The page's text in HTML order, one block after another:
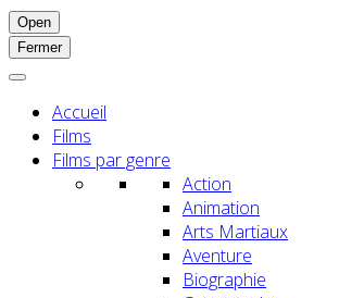
Open
Fermer
Accueil
Films
Films par genre
Action
Animation
Arts Martiaux
Aventure
Biographie